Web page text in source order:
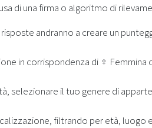
di una firma o algoritmo di
andranno a creare un
in corrispondenza di ♀
selezionare il tuo genere di
filtrando per età, luogo